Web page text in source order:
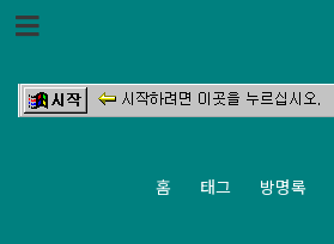
본문 바로가기
홈 태그 방명록